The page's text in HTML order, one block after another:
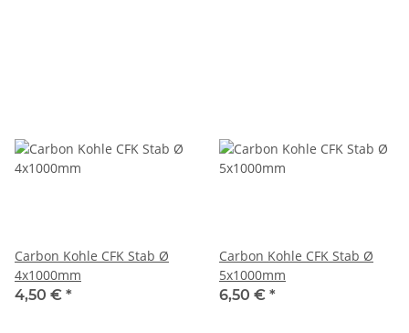
Carbon Kohle CFK Stab Ø
4x1000mm
4,50 € *
Carbon Kohle CFK Stab Ø
5x1000mm
6,50 € *